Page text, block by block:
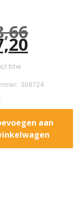
btw
308724
aan